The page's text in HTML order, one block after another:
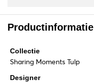
Productinformatie
Collectie
Sharing Moments Tulp
Designer